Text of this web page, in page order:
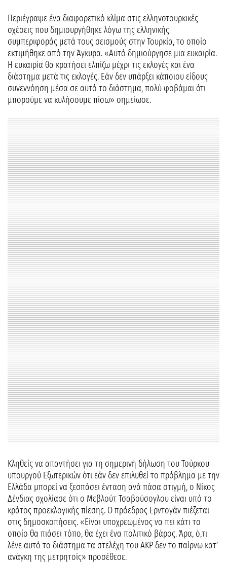
Περιέγραψε ένα διαφορετικό κλίμα στις ελληνοτουρκικές
σχέσεις που δημιουργήθηκε λόγω της ελληνικής
συμπεριφοράς μετά τους σεισμούς στην Τουρκία, το οποίο
εκτιμήθηκε από την Άγκυρα. «Αυτό δημιούργησε μια ευκαιρία.
Η ευκαιρία θα κρατήσει ελπίζω μέχρι τις εκλογές και ένα
διάστημα μετά τις εκλογές. Εάν δεν υπάρξει κάποιου είδους
συνεννόηση μέσα σε αυτό το διάστημα, πολύ φοβάμαι ότι
μπορούμε να κυλήσουμε πίσω» σημείωσε.
Κληθείς να απαντήσει για τη σημερινή δήλωση του Τούρκου
υπουργού Εξωτερικών ότι εάν δεν επιλυθεί το πρόβλημα με την
Ελλάδα μπορεί να ξεσπάσει ένταση ανά πάσα στιγμή, ο Νίκος
Δένδιας σχολίασε ότι ο Μεβλούτ Τσαβούσογλου είναι υπό το
κράτος προεκλογικής πίεσης. Ο πρόεδρος Ερντογάν πιέζεται
στις δημοσκοπήσεις. «Είναι υποχρεωμένος να πει κάτι το
οποίο θα πιάσει τόπο, θα έχει ένα πολιτικό βάρος. Άρα, ό,τι
λένε αυτό το διάστημα τα στελέχη του ΑΚP δεν το παίρνω κατ’
ανάγκη της μετρητοίς» προσέθεσε.